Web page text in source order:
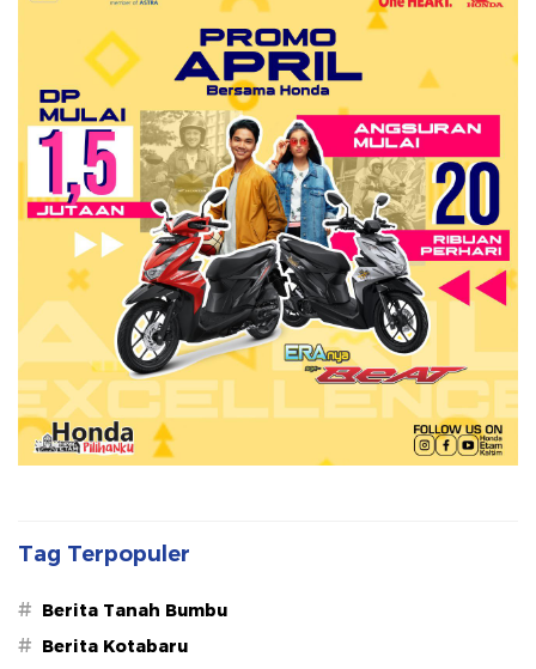
Tag Terpopuler
# Berita Tanah Bumbu
# Berita Kotabaru